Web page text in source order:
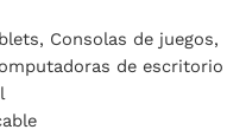
Consolas de juegos,
de escritorio